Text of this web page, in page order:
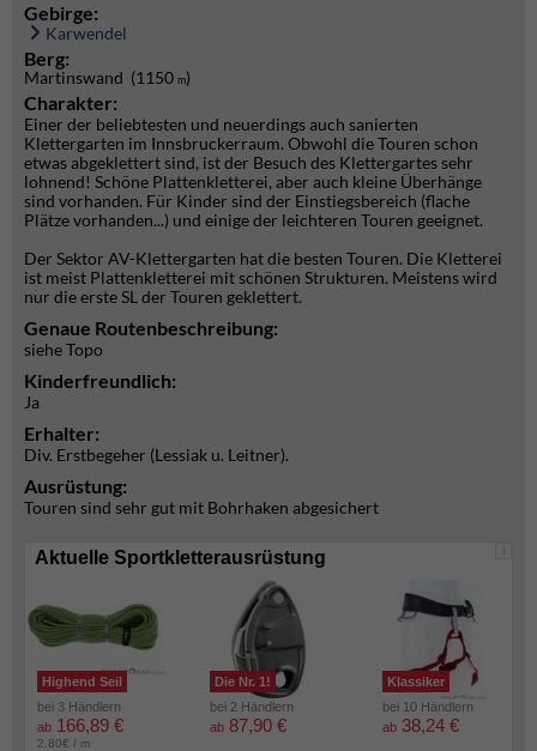
Gebirge:
Karwendel
Berg:
Martinswand (1150 m)
Charakter:
Einer der beliebtesten und neuerdings auch sanierten
Klettergarten im Innsbruckerraum. Obwohl die Touren schon
etwas abgeklettert sind, ist der Besuch des Klettergartes sehr
lohnend! Schöne Plattenkletterei, aber auch kleine Überhänge
sind vorhanden. Für Kinder sind der Einstiegsbereich (flache
Plätze vorhanden...) und einige der leichteren Touren geeignet.
Der Sektor AV-Klettergarten hat die besten Touren. Die Kletterei
ist meist Plattenkletterei mit schönen Strukturen. Meistens wird
nur die erste SL der Touren geklettert.
Genaue Routenbeschreibung:
siehe Topo
Kinderfreundlich:
Ja
Erhalter:
Div. Erstbegeher (Lessiak u. Leitner).
Ausrüstung:
Touren sind sehr gut mit Bohrhaken abgesichert
i
Aktuelle Sportkletterausrüstung
Highend Seil
bei 3 Händlern
ab 166,89 €
2.80€ / m
Die Nr. 1!
bei 2 Händlern
ab 87,90 €
Klassiker
bei 10 Händlern
ab 38,24 €